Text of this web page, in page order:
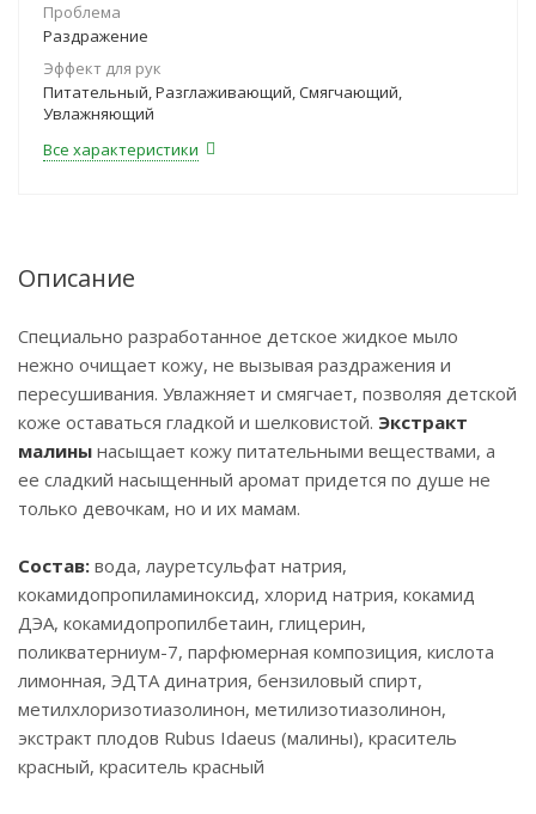
Проблема
Раздражение
Эффект для рук
Питательный, Разглаживающий, Смягчающий,
Увлажняющий
Все характеристики
Описание
Специально разработанное детское жидкое мыло
нежно очищает кожу, не вызывая раздражения и
пересушивания. Увлажняет и смягчает, позволяя детской
коже оставаться гладкой и шелковистой. Экстракт
малины насыщает кожу питательными веществами, а
ее сладкий насыщенный аромат придется по душе не
только девочкам, но и их мамам.
Состав: вода, лауретсульфат натрия,
кокамидопропиламиноксид, хлорид натрия, кокамид
ДЭА, кокамидопропилбетаин, глицерин,
поликватерниум-7, парфюмерная композиция, кислота
лимонная, ЭДТА динатрия, бензиловый спирт,
метилхлоризотиазолинон, метилизотиазолинон,
экстракт плодов Rubus Idaeus (малины), краситель
красный, краситель красный